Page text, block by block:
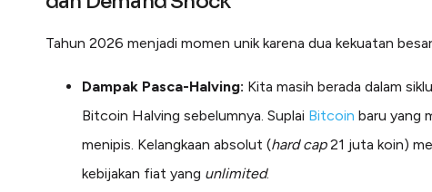
Tahun 2026 menjadi momen unik karena dua kekuatan
Dampak Pasca-Halving: Kita masih berada dalam
Bitcoin Halving sebelumnya. Suplai Bitcoin baru yang
menipis. Kelangkaan absolut (hard cap21 juta koin)
kebijakan fiat yang unlimited.